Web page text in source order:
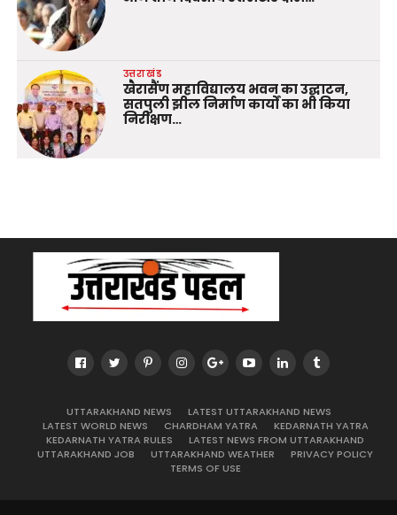
उत्तराखंड
खैरासैंण महाविद्यालय भवन का उद्घाटन,
सतपुली झील निर्माण कार्यों का भी किया
निरीक्षण…
UTTARAKHAND NEWS
LATEST UTTARAKHAND NEWS
LATEST WORLD NEWS
CHARDHAM YATRA
KEDARNATH YATRA
KEDARNATH YATRA RULES
LATEST NEWS FROM UTTARAKHAND
UTTARAKHAND JOB
UTTARAKHAND WEATHER
PRIVACY POLICY
TERMS OF USE